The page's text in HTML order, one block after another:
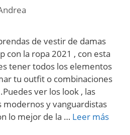
de vestir de damas
con la ropa 2021 , con esta
tener todos los elementos
tu outfit o combinaciones
ver los look , las
modernos y vanguardistas
lo mejor de la … Leer más